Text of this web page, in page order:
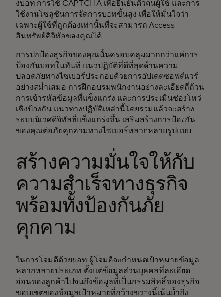
งบอท การใช้ CAPTCHA เพื่อยืนยันตัวตนผู้ใช้ และการ
ใช้งานโซลูชันการจัดการบอทขั้นสูง เพื่อให้มั่นใจว่า
เฉพาะผู้ใช้ที่ถูกต้องเท่านั้นที่จะสามารถ Access
สินทรัพย์ดิจิทัลของคุณได้
การปกป้องธุรกิจของคุณนั้นครอบคลุมมากกว่าแค่การ
ป้องกันบอทในทันที แนวปฏิบัติที่ดีที่สุดด้านความ
ปลอดภัยทางไซเบอร์ประกอบด้วยการอัปเดตซอฟต์แวร์
อย่างสม่ำเสมอ การฝึกอบรมพนักงานอย่างละเอียดถี่ถ้วน
การเข้ารหัสข้อมูลที่แข็งแกร่ง และการประเมินช่องโหว่
เชิงป้องกัน แนวทางปฏิบัติเหล่านี้โดยรวมแล้วจะสร้าง
ระบบนิเวศดิจิทัลที่แข็งแกร่งขึ้น เสริมสร้างการป้องกัน
ของคุณต่อภัยคุกคามทางไซเบอร์หลากหลายรูปแบบ
สร้างความมั่นใจให้กับ
ความสำเร็จทางธุรกิจ
พร้อมทั้งป้องกันภัย
คุกคาม
ในการโจมตีด้วยบอท ผู้โจมตีจะกำหนดเป้าหมายข้อมูล
หลากหลายประเภท ตั้งแต่ข้อมูลส่วนบุคคลที่ละเอียด
อ่อนของลูกค้าไปจนถึงข้อมูลที่เป็นกรรมสิทธิ์ของธุรกิจ
ขอบเขตของข้อมูลเป้าหมายที่กว้างขวางนี้เน้นย้ำถึง